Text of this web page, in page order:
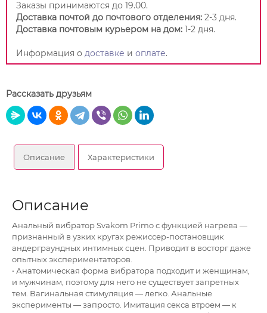
Заказы принимаются до 19.00.
Доставка почтой до почтового отделения: 2-3 дня.
Доставка почтовым курьером на дом: 1-2 дня.
Информация о доставке и оплате.
Рассказать друзьям
Описание Характеристики
Описание
Анальный вибратор Svakom Primo с функцией нагрева —
признанный в узких кругах режиссер-постановщик
андерграундных интимных сцен. Приводит в восторг даже
опытных экспериментаторов.
• Анатомическая форма вибратора подходит и женщинам,
и мужчинам, поэтому для него не существует запретных
тем. Вагинальная стимуляция — легко. Анальные
эксперименты — запросто. Имитация секса втроем — к